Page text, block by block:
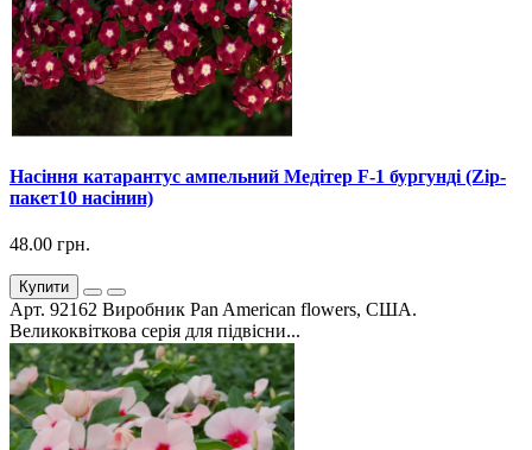
Насіння катарантус ампельний Медітер F-1 бургунді (Zip-
пакет10 насінин)
48.00 грн.
Купити
Арт. 92162 Виробник Pan American flowers, США.
Великоквіткова серія для підвісни...